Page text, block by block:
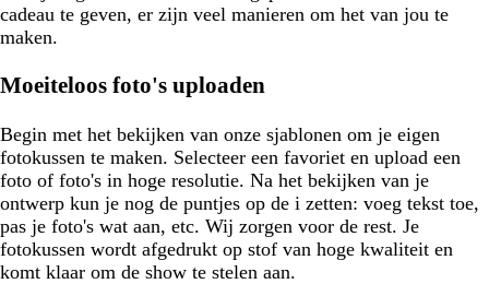
cadeau te geven, er zijn veel manieren om het van jou te
maken.
Moeiteloos foto's uploaden
Begin met het bekijken van onze sjablonen om je eigen
fotokussen te maken. Selecteer een favoriet en upload een
foto of foto's in hoge resolutie. Na het bekijken van je
ontwerp kun je nog de puntjes op de i zetten: voeg tekst toe,
pas je foto's wat aan, etc. Wij zorgen voor de rest. Je
fotokussen wordt afgedrukt op stof van hoge kwaliteit en
komt klaar om de show te stelen aan.